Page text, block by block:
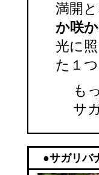
満開
か咲
光に
た１
もっ
サガ
●サガリバ